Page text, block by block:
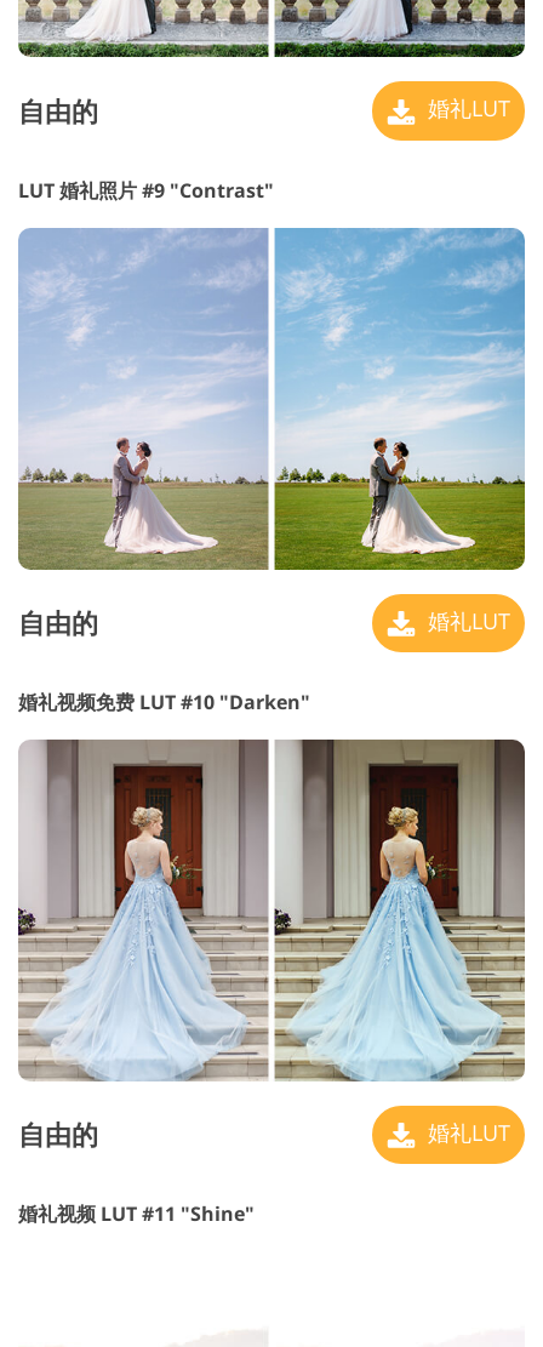
自由的 婚礼LUT
LUT 婚礼照片 #9 "Contrast"
自由的 婚礼LUT
婚礼视频免费 LUT #10 "Darken"
自由的 婚礼LUT
婚礼视频 LUT #11 "Shine"